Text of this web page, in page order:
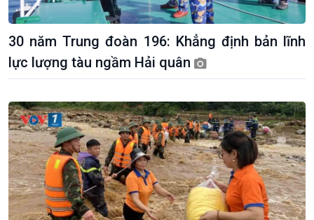
Giới thiệu
Thời sự
Thời sự 6h
Thời sự 12h
Thời sự 18h
Bản tin
Chuyên mục
Theo dòng Thời sự
30 năm Trung đoàn 196: Khẳng định bản lĩnh
lực lượng tàu ngầm Hải quân